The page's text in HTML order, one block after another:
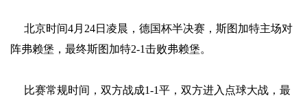
北京时间4月24日凌晨，德国杯半决赛，斯图加特主场对
阵弗赖堡，最终斯图加特2-1击败弗赖堡。
比赛常规时间，双方战成1-1平，双方进入点球大战，最